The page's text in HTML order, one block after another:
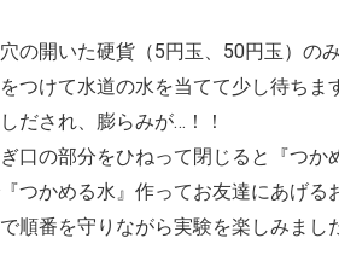
の開いた硬貨（5円玉、50円玉）のみ
つけて水道の水を当てて少し待ちま
だされ、膨らみが…！！
口の部分をひねって閉じると『つか
つかめる水』作ってお友達にあげる
順番を守りながら実験を楽しみまし